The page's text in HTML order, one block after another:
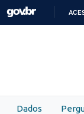
Skip to main content
Dados